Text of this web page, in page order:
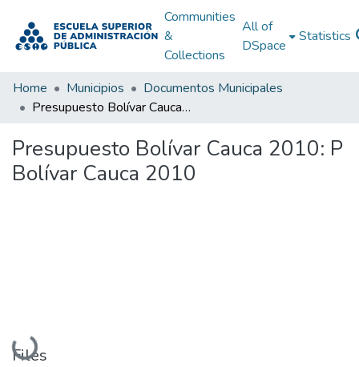
Communities
&
Collections
All of
DSpace
Statistics
Home Municipios
Documentos Municipales
Presupuesto Bolívar Cauca 2010: P Bolívar Cauca 2010
Presupuesto Bolívar Cauca 2010: P
Bolívar Cauca 2010
Loading...
Files